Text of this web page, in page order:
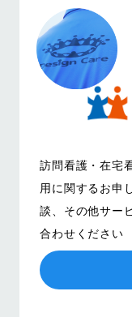
訪問看護・在宅
用に関するお申
談、その他サー
合わせください